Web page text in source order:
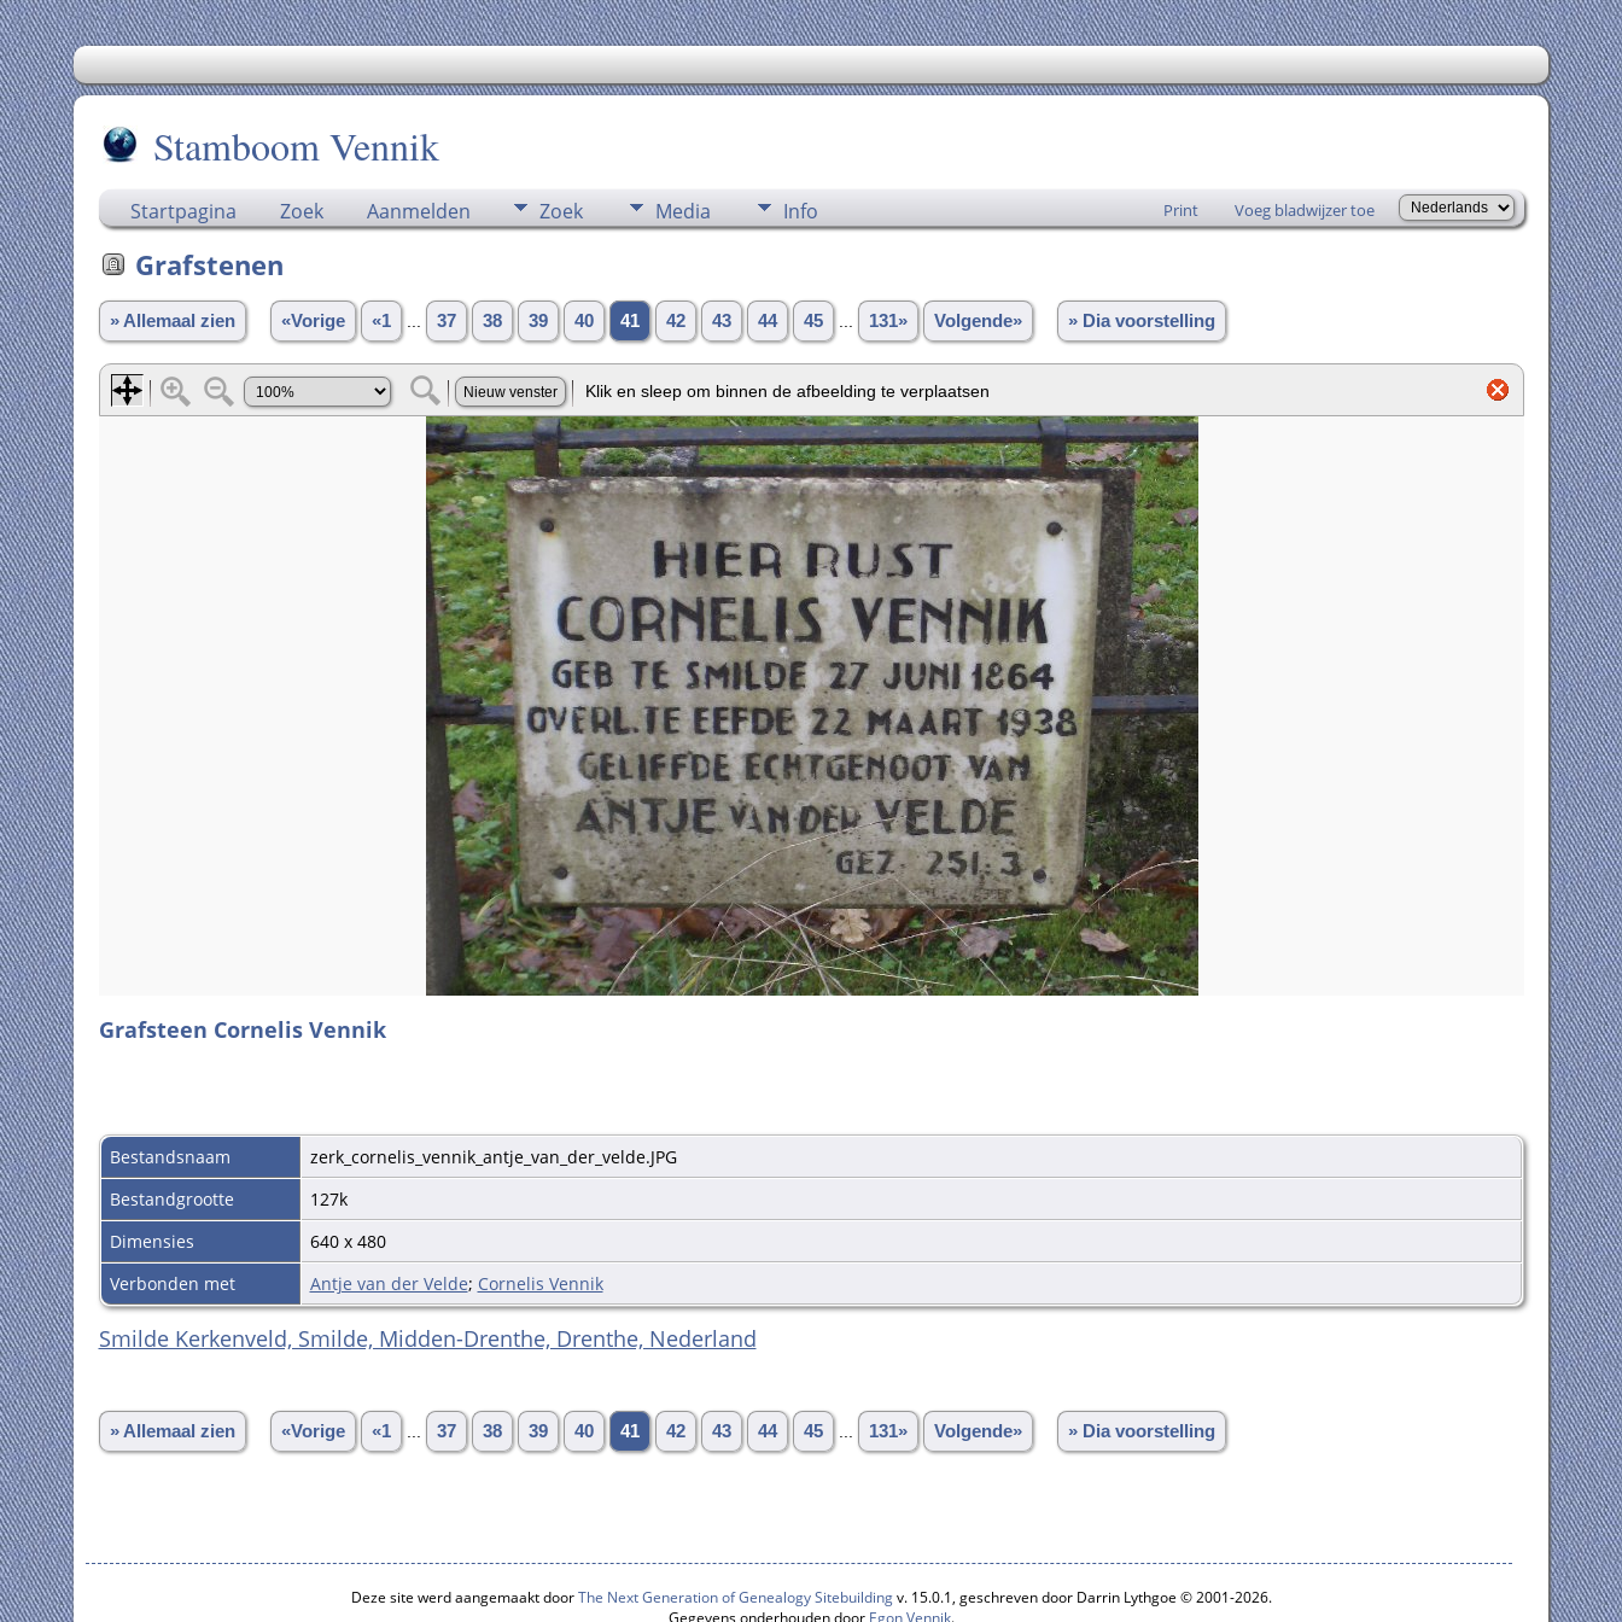
Stamboom Vennik
Startpagina Zoek Aanmelden Zoek Media Info Print Voeg bladwijzer toe
Grafstenen
» Allemaal zien «Vorige «1 37 38 39 40 41 42 43 44 45 131» Volgende» » Dia voorstelling
Grafsteen Cornelis Vennik
Bestandsnaam
zerk_cornelis_vennik_antje_van_der_velde.JPG
Bestandgrootte
127k
Dimensies
640 x 480
Verbonden met
Antje van der Velde; Cornelis Vennik
Smilde Kerkenveld, Smilde, Midden-Drenthe, Drenthe, Nederland
» Allemaal zien «Vorige «1 37 38 39 40 41 42 43 44 45 131» Volgende» » Dia voorstelling
Deze site werd aangemaakt doorThe Next Generation of Genealogy Sitebuildingv. 15.0.1, geschreven door Darrin Lythgoe © 2001-2026.
Gegevens onderhouden door Egon Vennik.